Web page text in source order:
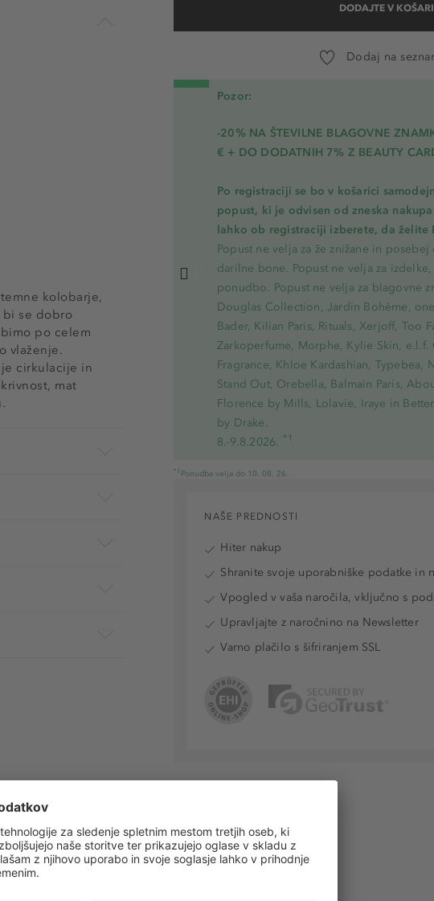
DODAJTE V
Dodaj na
Pozor:
-20% NA ŠTEVILNE BLAGOVNE
€ + DO DODATNIH 7% Z BEAUTY
Po registraciji se bo v košarici
popust, ki je odvisen od zneska
lahko ob registraciji izberete, da želite
Popust ne velja za že znižane in
darilne bone. Popust ne velja za
ponudbo. Popust ne velja za blagovne
Douglas Collection, Jardin Bohème,
Bader, Kilian Paris, Rituals, Xerjoff, Too
Zarkoperfume, Morphe, Kylie Skin, e.l.f.
Fragrance, Khloe Kardashian, Typebea,
Stand Out, Orebella, Balmain Paris,
Florence by Mills, Lolavie, Iraye in
by Drake.
8.-9.8.2026. *1
*1 Ponudba velja do 10. 08. 26.
kolobarje,
se dobro
po celem
vlaženje.
cirkulacije in
mat
NAŠE PREDNOSTI
Hiter nakup
Shranite svoje uporabniške podatke in
Vpogled v vaša naročila, vključno s
Upravljajte z naročnino na Newsletter
Varno plačilo s šifriranjem SSL
in ponudbah!